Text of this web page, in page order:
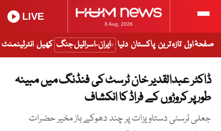
8 Aug, 2026
LIVE
صفحۂ اول تازہ ترین پاکستان دنیا ایران-اسرائیل جنگ کھیل انٹرٹینمنٹ
ڈاکٹر عبدالقدیر خان ٹرسٹ کی فنڈنگ میں مبینہ
طور پر کروڑوں کے فراڈ کا انکشاف
جعلی ٹرسٹی دستاویزات پر چند دھوکے باز مخیر حضرات